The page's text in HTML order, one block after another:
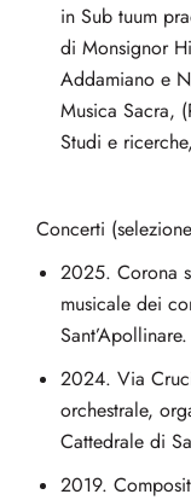
in Sub tuum
di Monsignor
Addamiano e
Musica Sacra,
Studi e
Concerti
2025. Corona
musicale dei
2024. Via
orchestrale,
Cattedrale di
2019.